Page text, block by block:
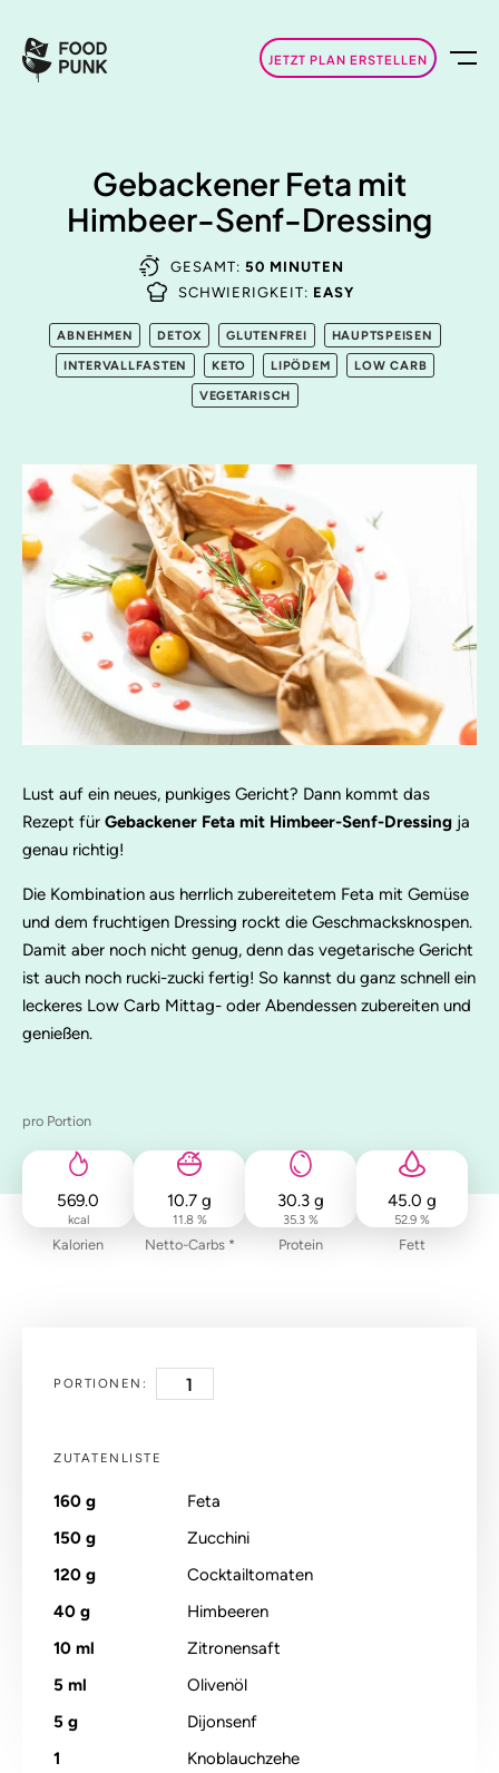
JETZT PLAN ERSTELLEN
Gebackener Feta mit
Himbeer-Senf-Dressing
GESAMT: 50 MINUTEN
SCHWIERIGKEIT: EASY
ABNEHMEN DETOX GLUTENFREI HAUPTSPEISEN
INTERVALLFASTEN KETO LIPÖDEM LOW CARB
VEGETARISCH
Lust auf ein neues, punkiges Gericht? Dann kommt das
Rezept für Gebackener Feta mit Himbeer-Senf-Dressing ja
genau richtig!
Die Kombination aus herrlich zubereitetem Feta mit Gemüse
und dem fruchtigen Dressing rockt die Geschmacksknospen.
Damit aber noch nicht genug, denn das vegetarische Gericht
ist auch noch rucki-zucki fertig! So kannst du ganz schnell ein
leckeres Low Carb Mittag- oder Abendessen zubereiten und
genießen.
pro Portion
569.0
kcal
Kalorien
10.7 g
11.8 %
Netto-Carbs *
30.3 g
35.3 %
Protein
45.0 g
52.9 %
Fett
PORTIONEN:
ZUTATENLISTE
160 g
Feta
150 g
Zucchini
120 g
Cocktailtomaten
40 g
Himbeeren
10 ml
Zitronensaft
5 ml
Olivenöl
5 g
Dijonsenf
1
Knoblauchzehe